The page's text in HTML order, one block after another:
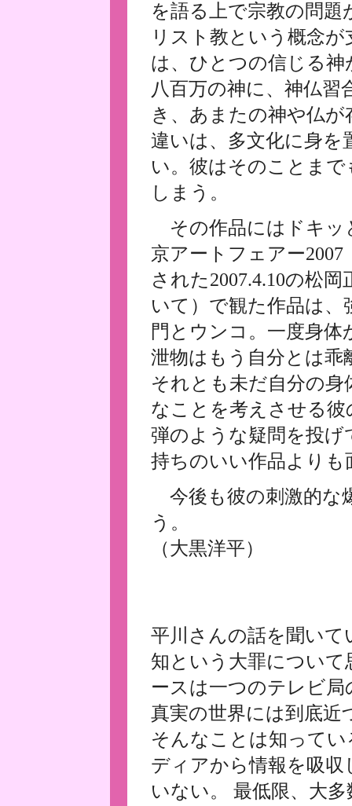
を語る上で宗教の問
リスト教という概念
は、ひとつの信じる
八百万の神に、神仏習
き、あまたの神や仏
違いは、多文化に身
い。彼はそのことま
しまう。
その作品にはドキッ
京アートフェアー
された2007.4.10の松
いて）で観た作品は、
門とウンコ。一度身
泄物はもう自分とは乖
それとも未だ自分の
なことを考えさせる
弾のような疑問を投
持ちのいい作品よりも
今後も彼の刺激的な
う。
（大黒洋平）
平川さんの話を聞いて
知という大罪につい
ースは一つのテレビ
真実の世界には到底近
そんなことは知って
ディアから情報を吸
いない。 最低限、大